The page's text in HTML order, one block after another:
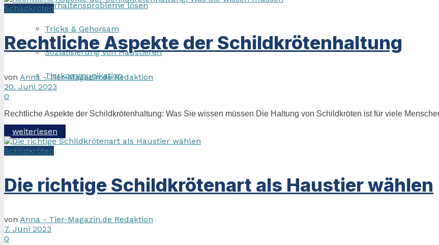
Verhaltensprobleme lösen
Tricks & Gehorsam
Sozialisierung von Haustieren
Tierkommunikation
Schildkröten
Rechtliche Aspekte der Schildkrötenhaltung
von Anna - Tier-Magazin.de Redaktion
20. Juni 2023
0
Rechtliche Aspekte der Schildkrötenhaltung: Was Sie wissen müssen Die Haltung von Schildkröten ist für viele
weiterlesen
Schildkröten
Die richtige Schildkrötenart als Haustier wählen
von Anna - Tier-Magazin.de Redaktion
7. Juni 2023
0